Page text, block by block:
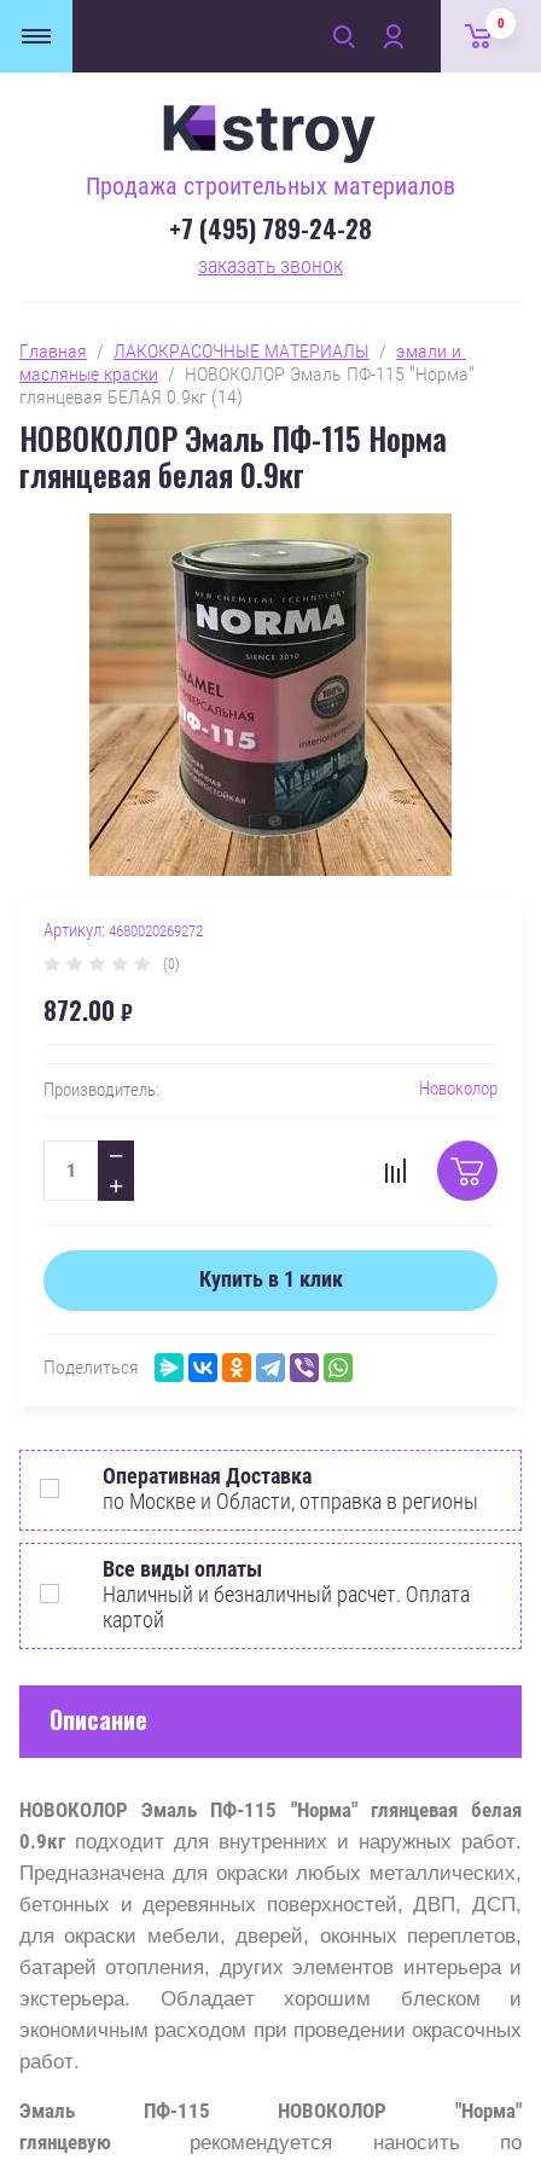
0
Продажа строительных материалов
+7 (495) 789-24-28
заказать звонок
Главная
  /
ЛАКОКРАСОЧНЫЕ МАТЕРИАЛЫ
  /
эмали и
масляные краски
  /  НОВОКОЛОР Эмаль ПФ-115 "Норма"
глянцевая БЕЛАЯ 0.9кг (14)
НОВОКОЛОР Эмаль ПФ-115 Норма
глянцевая белая 0.9кг
Артикул: 4680020269272
(0)
872.00 ₽
Производитель: Новоколор
−
+
Купить в 1 клик
Поделиться
Оперативная Доставка
по Москве и Области, отправка в регионы
Все виды оплаты
Наличный и безналичный расчет. Оплата
картой
Описание
НОВОКОЛОР Эмаль ПФ-115 "Норма" глянцевая белая
0.9кг подходит для внутренних и наружных работ.
Предназначена для окраски любых металлических,
бетонных и деревянных поверхностей, ДВП, ДСП,
для окраски мебели, дверей, оконных переплетов,
батарей отопления, других элементов интерьера и
экстерьера. Обладает хорошим блеском и
экономичным расходом при проведении окрасочных
работ.
Эмаль ПФ-115 НОВОКОЛОР "Норма"
глянцевую рекомендуется наносить по